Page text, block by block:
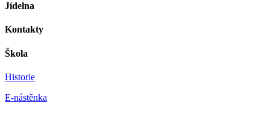
Jídelna
Kontakty
Škola
Historie
E-nástěnka